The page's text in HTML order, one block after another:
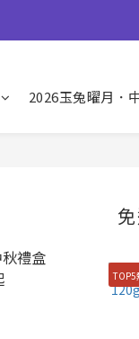
👉風味堅果系列
2026玉兔曜月．
禮盒
TOP5